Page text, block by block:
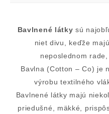
Bavlnené látky sú
niet divu, keďže
neposlednom
Bavlna (Cotton – Co) je
výrobu textilného
Bavlnené látky majú
priedušné, mäkké,